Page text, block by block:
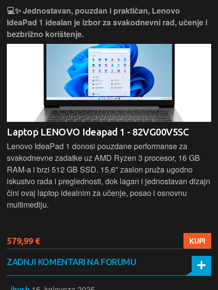
💻✨ Jednostavan, pouzdan i praktičan, Lenovo
IdeaPad 1 idealan je izbor za svakodnevni rad, učenje i
bezbrižno korištenje.
Laptop LENOVO Ideapad 1 - 82VG00V5SC
Lenovo IdeaPad 1 donosi pouzdane performanse za
svakodnevne zadatke uz AMD Ryzen 3 procesor, 16 GB
RAM-a i brzi 512 GB SSD. 15,6" zaslon pruža ugodno
iskustvo rada i preglednosti, dok lagan i jednostavan dizajn
čini ovaj laptop idealnim za učenje, posao i osnovnu
multimediju.
579,99 € KUPI
ZADNJI KOMENTARI NA FORUMU